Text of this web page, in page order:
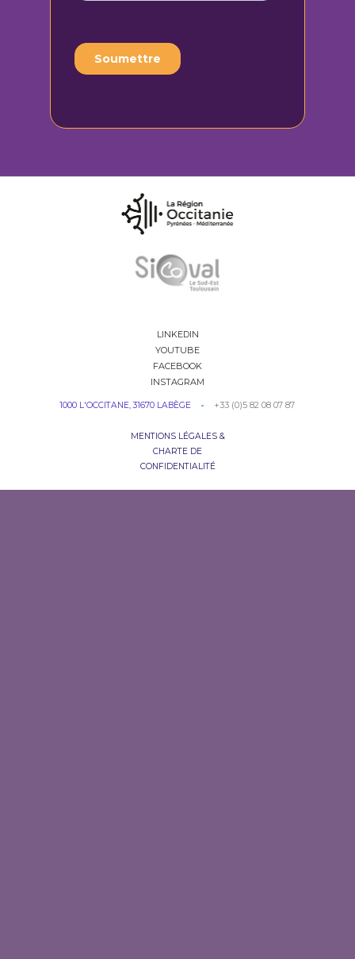
LINKEDIN
YOUTUBE
FACEBOOK
INSTAGRAM
1000 L'OCCITANE, 31670 LABÈGE - +33 (0)5 82 08 07 87
MENTIONS LÉGALES &
CHARTE DE
CONFIDENTIALITÉ